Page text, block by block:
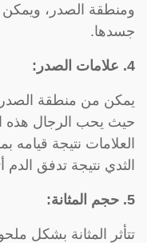
ومنطقة الصدر،
جسدها.
4. علامات الصدر:
يمكن من منطقة الصدر
حيث يحب الرجال هذه
العلامات نتيجة قيامه
الثدي نتيجة تدفق
5. حجم المثانة:
تتأثر المثانة بشكل